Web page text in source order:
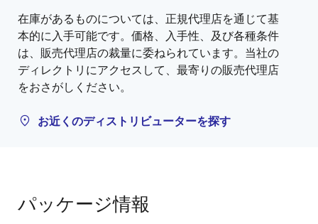
在庫があるものについては、正規代理店を通じて基
本的に入手可能です。価格、入手性、及び各種条件
は、販売代理店の裁量に委ねられています。当社の
ディレクトリにアクセスして、最寄りの販売代理店
をおさがしください。
お近くのディストリビューターを探す
パッケージ情報